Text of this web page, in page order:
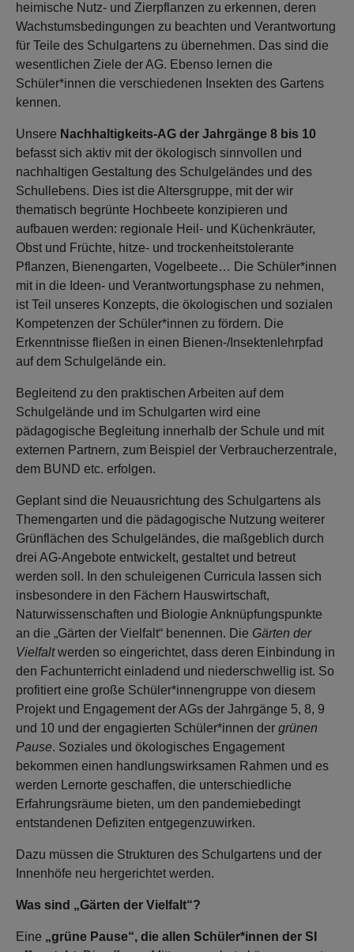
heimische Nutz- und Zierpflanzen zu erkennen, deren
Wachstumsbedingungen zu beachten und Verantwortung
für Teile des Schulgartens zu übernehmen. Das sind die
wesentlichen Ziele der AG. Ebenso lernen die
Schüler*innen die verschiedenen Insekten des Gartens
kennen.
Unsere Nachhaltigkeits-AG der Jahrgänge 8 bis 10
befasst sich aktiv mit der ökologisch sinnvollen und
nachhaltigen Gestaltung des Schulgeländes und des
Schullebens. Dies ist die Altersgruppe, mit der wir
thematisch begrünte Hochbeete konzipieren und
aufbauen werden: regionale Heil- und Küchenkräuter,
Obst und Früchte, hitze- und trockenheitstolerante
Pflanzen, Bienengarten, Vogelbeete… Die Schüler*innen
mit in die Ideen- und Verantwortungsphase zu nehmen,
ist Teil unseres Konzepts, die ökologischen und sozialen
Kompetenzen der Schüler*innen zu fördern. Die
Erkenntnisse fließen in einen Bienen-/Insektenlehrpfad
auf dem Schulgelände ein.
Begleitend zu den praktischen Arbeiten auf dem
Schulgelände und im Schulgarten wird eine
pädagogische Begleitung innerhalb der Schule und mit
externen Partnern, zum Beispiel der Verbraucherzentrale,
dem BUND etc. erfolgen.
Geplant sind die Neuausrichtung des Schulgartens als
Themengarten und die pädagogische Nutzung weiterer
Grünflächen des Schulgeländes, die maßgeblich durch
drei AG-Angebote entwickelt, gestaltet und betreut
werden soll. In den schuleigenen Curricula lassen sich
insbesondere in den Fächern Hauswirtschaft,
Naturwissenschaften und Biologie Anknüpfungspunkte
an die „Gärten der Vielfalt“ benennen. Die Gärten der
Vielfaltwerden so eingerichtet, dass deren Einbindung in
den Fachunterricht einladend und niederschwellig ist. So
profitiert eine große Schüler*innengruppe von diesem
Projekt und Engagement der AGs der Jahrgänge 5, 8, 9
und 10 und der engagierten Schüler*innen der grünen
Pause. Soziales und ökologisches Engagement
bekommen einen handlungswirksamen Rahmen und es
werden Lernorte geschaffen, die unterschiedliche
Erfahrungsräume bieten, um den pandemiebedingt
entstandenen Defiziten entgegenzuwirken.
Dazu müssen die Strukturen des Schulgartens und der
Innenhöfe neu hergerichtet werden.
Was sind „Gärten der Vielfalt“?
Eine „grüne Pause“, die allen Schüler*innen der SI